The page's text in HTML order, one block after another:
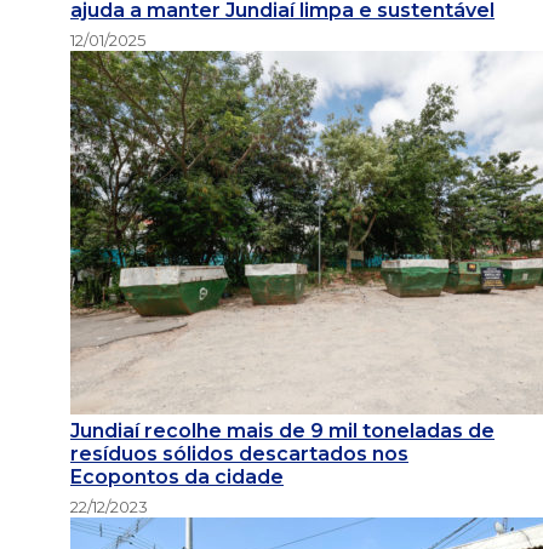
ajuda a manter Jundiaí limpa e sustentável
12/01/2025
Jundiaí recolhe mais de 9 mil toneladas de
resíduos sólidos descartados nos
Ecopontos da cidade
22/12/2023